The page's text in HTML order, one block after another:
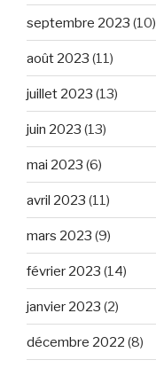
septembre 2023 (10)
août 2023 (11)
juillet 2023 (13)
juin 2023 (13)
mai 2023 (6)
avril 2023 (11)
mars 2023 (9)
février 2023 (14)
janvier 2023 (2)
décembre 2022 (8)